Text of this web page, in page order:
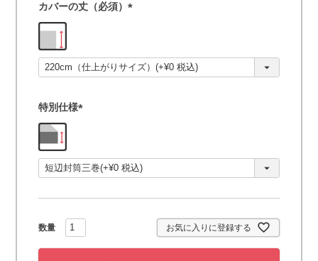
お気に入りに登録する
カバーの丈（必須）
須
)
特別仕様
須
)